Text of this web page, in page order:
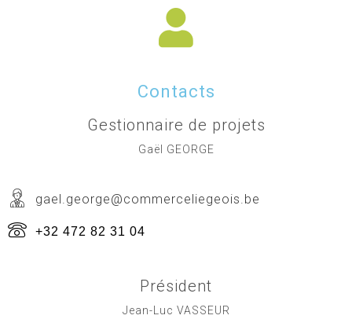
Contacts
Gestionnaire de projets
Gaël GEORGE
gael.george@commerceliegeois.be
+32 472 82 31 04
Président
Jean-Luc VASSEUR